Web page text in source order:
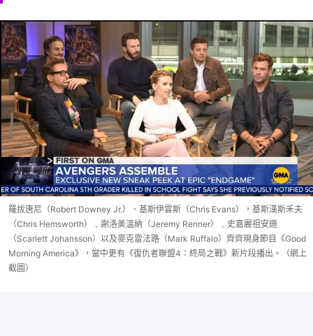
羅拔唐尼（Robert Downey Jr.）、基斯伊雲斯（Chris Evans），基斯漢斯禾夫
（Chris Hemsworth）﹑謝洛美溫納（Jeremy Renner）﹑史嘉麗祖安遜
（Scarlett Johansson）以及麥克雷法路（Mark Ruffalo）齊齊現身節目《Good
Morning America》，當中更有《復仇者聯盟4：終局之戰》新片段播出。（網上
截圖）